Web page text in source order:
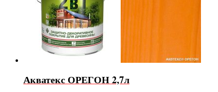
Акватекс ОРЕГОН 2,7л